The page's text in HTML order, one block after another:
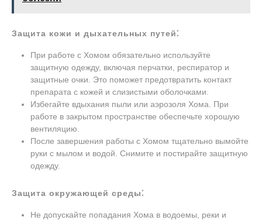
Защита кожи и дыхательных путей⁚
При работе с Хомом обязательно используйте
защитную одежду, включая перчатки, респиратор и
защитные очки. Это поможет предотвратить контакт
препарата с кожей и слизистыми оболочками.
Избегайте вдыхания пыли или аэрозоля Хома. При
работе в закрытом пространстве обеспечьте хорошую
вентиляцию.
После завершения работы с Хомом тщательно вымойте
руки с мылом и водой. Снимите и постирайте защитную
одежду.
Защита окружающей среды⁚
Не допускайте попадания Хома в водоемы, реки и